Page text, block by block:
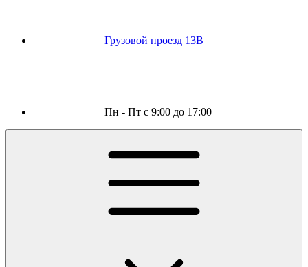
Грузовой проезд 13В
Пн - Пт с 9:00 до 17:00